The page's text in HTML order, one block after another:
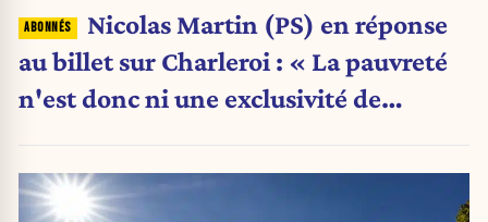
Nicolas Martin (PS) en réponse
au billet sur Charleroi : « La pauvreté
n'est donc ni une exclusivité de